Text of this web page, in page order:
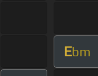
Ebm